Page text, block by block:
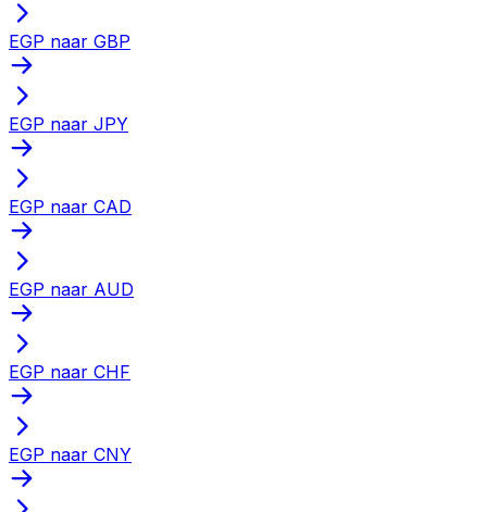
EGP naar GBP
EGP naar JPY
EGP naar CAD
EGP naar AUD
EGP naar CHF
EGP naar CNY